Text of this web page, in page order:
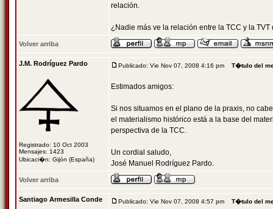
relación.
¿Nadie más ve la relación entre la TCC y la
Volver arriba
J.M. Rodríguez Pardo
Registrado: 10 Oct 2003
Mensajes: 1423
Ubicaci�n: Gijón (España)
Publicado: Vie Nov 07, 2008 4:16 pm T�tulo del
Estimados amigos:
Si nos situamos en el plano de la praxis, no
el materialismo histórico está a la base del
perspectiva de la TCC.
Un cordial saludo,
José Manuel Rodríguez Pardo.
Volver arriba
Santiago Armesilla Conde Publicado: Vie Nov 07, 2008 4:57 pm T�tulo del